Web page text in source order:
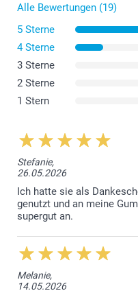
Alle Bewertungen (19)
5 Sterne
4 Sterne
3 Sterne
2 Sterne
1 Stern
Stefanie,
26.05.2026
Ich hatte sie als
genutzt und an meine
supergut an.
Melanie,
14.05.2026